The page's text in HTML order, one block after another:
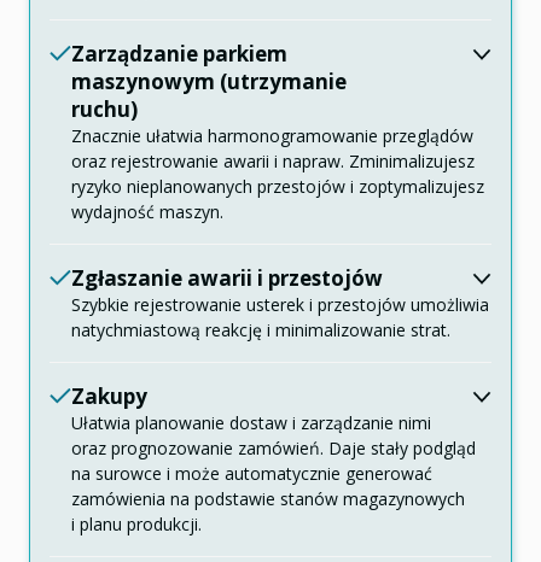
Zarządzanie parkiem
maszynowym (utrzymanie
ruchu)
Znacznie ułatwia harmonogramowanie przeglądów
oraz rejestrowanie awarii i napraw. Zminimalizujesz
ryzyko nieplanowanych przestojów i zoptymalizujesz
wydajność maszyn.
Zgłaszanie awarii i przestojów
Szybkie rejestrowanie usterek i przestojów umożliwia
natychmiastową reakcję i minimalizowanie strat.
Zakupy
Ułatwia planowanie dostaw i zarządzanie nimi
oraz prognozowanie zamówień. Daje stały podgląd
na surowce i może automatycznie generować
zamówienia na podstawie stanów magazynowych
i planu produkcji.